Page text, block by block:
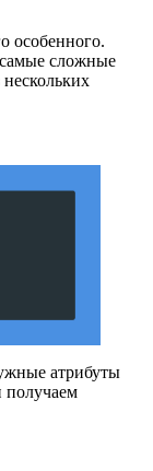
особенного.
сложные
атрибуты
получаем